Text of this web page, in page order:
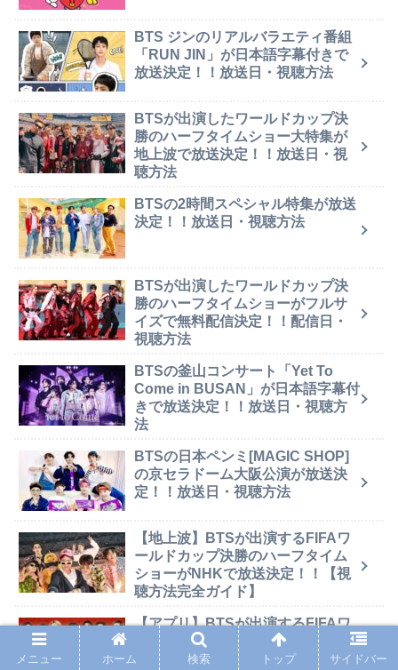
BTS ジンのリアルバラエティ番組
「RUN JIN」が日本語字幕付きで
放送決定！！放送日・視聴方法
BTSが出演したワールドカップ決
勝のハーフタイムショー大特集が
地上波で放送決定！！放送日・視
聴方法
BTSの2時間スペシャル特集が放送
決定！！放送日・視聴方法
BTSが出演したワールドカップ決
勝のハーフタイムショーがフルサ
イズで無料配信決定！！配信日・
視聴方法
BTSの釜山コンサート「Yet To
Come in BUSAN」が日本語字幕付
きで放送決定！！放送日・視聴方
法
BTSの日本ペンミ[MAGIC SHOP]
の京セラドーム大阪公演が放送決
定！！放送日・視聴方法
【地上波】BTSが出演するFIFAワ
ールドカップ決勝のハーフタイム
ショーがNHKで放送決定！！【視
聴方法完全ガイド】
【アプリ】BTSが出演するFIFAワ
ールドカップ決勝のハーフタイム
ショーが無料配信決定！！【視聴
メニュー ホーム 検索 トップ サイドバー